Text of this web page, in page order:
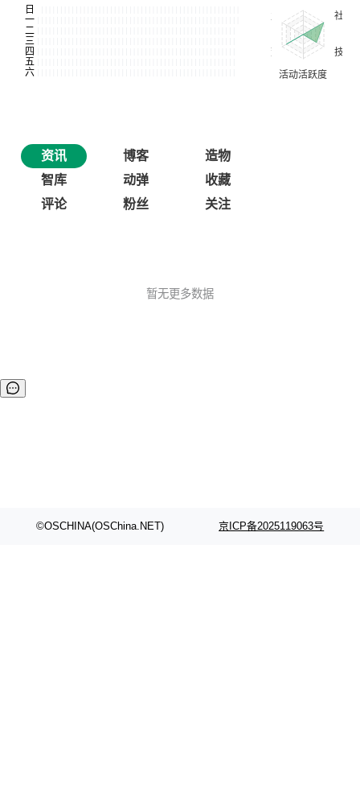
资讯 博客
造物
智库
动弹
收藏
评论
粉丝 关注
暂无更多数据
©OSCHINA(OSChina.NET) 京ICP备2025119063号